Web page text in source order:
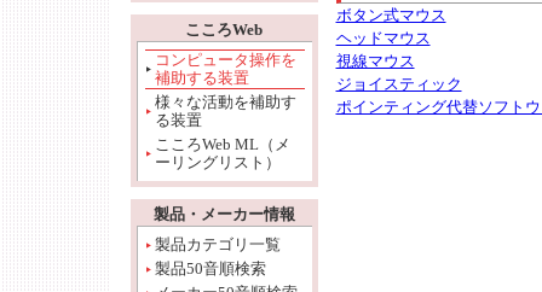
こころWeb
コンピュータ操作を
補助する装置
様々な活動を補助す
る装置
こころWeb ML（メ
ーリングリスト）
製品・メーカー情報
製品カテゴリ一覧
製品50音順検索
ボタン式マウス
ヘッドマウス
視線マウス
ジョイスティック
ポインティング代替ソフト